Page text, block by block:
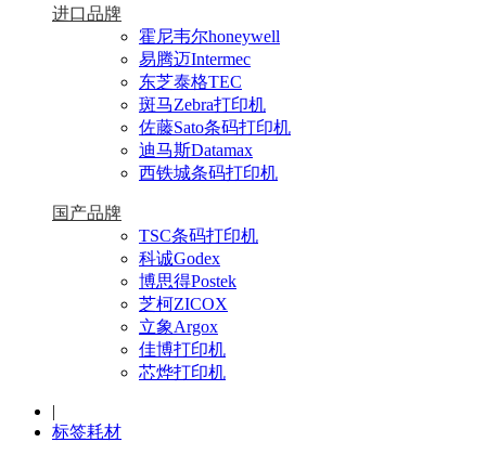
进口品牌
霍尼韦尔honeywell
易腾迈Intermec
东芝泰格TEC
斑马Zebra打印机
佐藤Sato条码打印机
迪马斯Datamax
西铁城条码打印机
国产品牌
TSC条码打印机
科诚Godex
博思得Postek
芝柯ZICOX
立象Argox
佳博打印机
芯烨打印机
|
标签耗材